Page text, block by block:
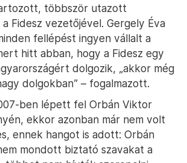
többször utazott
Fidesz vezetőjével. Gergely Éva
fellépést ingyen vállalt a
hitt abban, hogy a Fidesz egy
dolgozik, „akkor még
dolgokban” – fogalmazott.
ben lépett fel Orbán Viktor
ekkor azonban már nem volt
ennek hangot is adott: Orbán
mondott biztató szavakat a